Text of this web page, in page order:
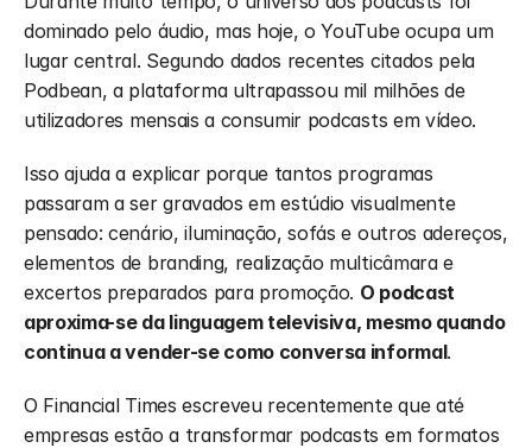
dominado pelo áudio, mas hoje, o YouTube ocupa um
lugar central. Segundo dados recentes citados pela
Podbean, a plataforma ultrapassou mil milhões de
utilizadores mensais a consumir podcasts em vídeo.
Isso ajuda a explicar porque tantos programas
passaram a ser gravados em estúdio visualmente
pensado: cenário, iluminação, sofás e outros adereços,
elementos de branding, realização multicâmara e
excertos preparados para promoção. O podcast
aproxima-se da linguagem televisiva, mesmo quando
continua a vender-se como conversa informal.
O Financial Times escreveu recentemente que até
empresas estão a transformar podcasts em formatos